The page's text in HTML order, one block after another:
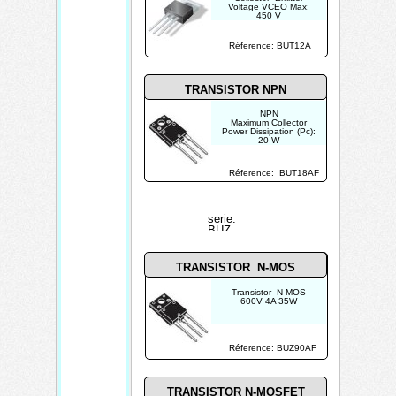
Réference: BUT12A
Réference: BUZ90AF
Transistor N-MOS
600V 4A 35W
Voltage VCEO Max:
450 V
TRANSISTOR N-MOS
TRANSISTOR N-MOSFET
TRANSISTOR NPN
Réference: BUT18AF
NPN
Maximum Collector
Power Dissipation (Pc):
20 W
Maximum Collector
Current |Ic max|: 6 A
serie:
BUZ